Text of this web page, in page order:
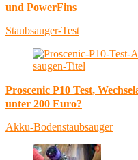
und PowerFins
Staubsauger-Test
Proscenic P10 Test,
unter 200 Euro?
Akku-Bodenstaubsauger